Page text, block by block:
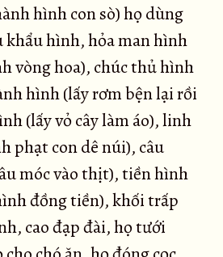
hình con sò) họ dùng
hình, hỏa man hình
vòng hoa), chúc thủ hình
hình (lấy rơm bện lại rồi
(lấy vỏ cây làm áo), linh
phạt con dê núi), câu
móc vào thịt), tiền hình
đồng tiền), khối trấp
cao đạp đài, họ tưới